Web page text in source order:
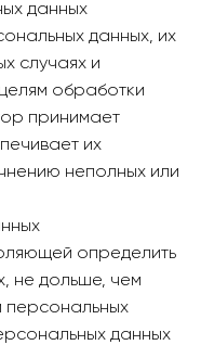
данных
данных, их
случаях и
обработки
принимает
их
неполных или
определить
не дольше, чем
персональных
данных